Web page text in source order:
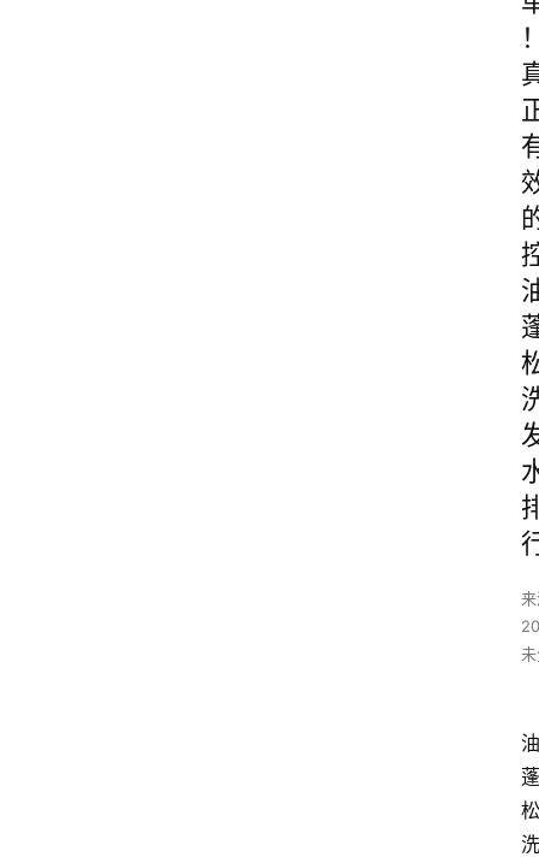
油
蓬
松
洗